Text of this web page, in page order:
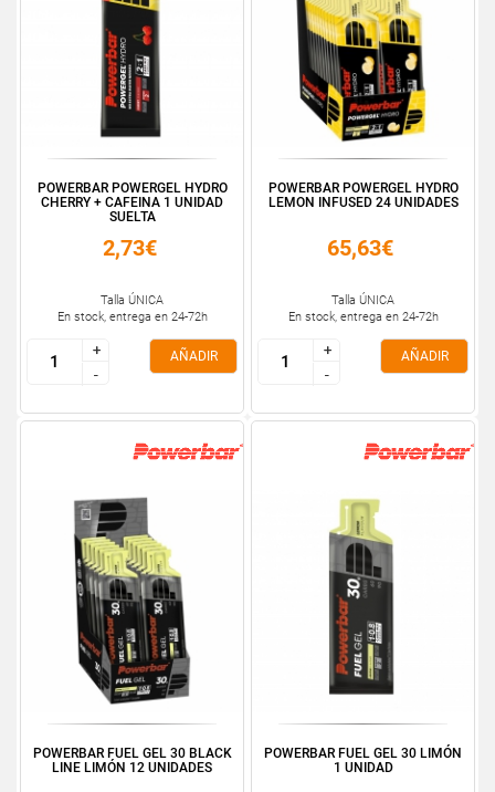
POWERBAR POWERGEL HYDRO
CHERRY + CAFEINA 1 UNIDAD
SUELTA
2,73€
Talla ÚNICA
En stock, entrega en 24-72h
+
-
+
-
AÑADIR
POWERBAR POWERGEL HYDRO
LEMON INFUSED 24 UNIDADES
65,63€
Talla ÚNICA
En stock, entrega en 24-72h
+
-
+
-
AÑADIR
POWERBAR FUEL GEL 30 BLACK
LINE LIMÓN 12 UNIDADES
POWERBAR FUEL GEL 30 LIMÓN
1 UNIDAD